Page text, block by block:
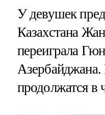
У девушек
Казахстана
переиграла
продолжатся в